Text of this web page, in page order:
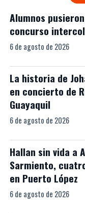
Alumnos
concurso
6 de agosto de 2026
La historia de
en concierto de
Guayaquil
6 de agosto de 2026
Hallan sin vida a
Sarmiento,
en Puerto López
6 de agosto de 2026